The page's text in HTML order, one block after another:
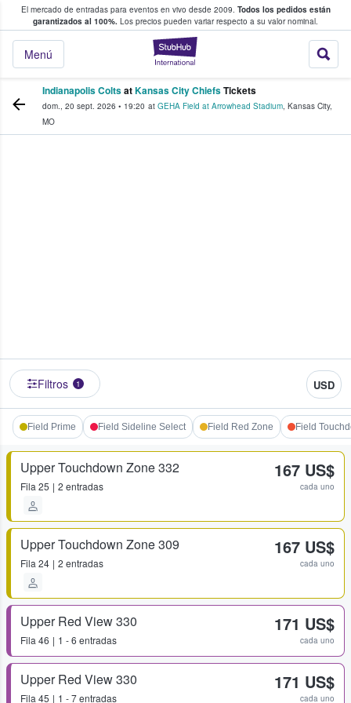
El mercado de entradas para eventos en vivo desde 2009. Todos los pedidos están
garantizados al 100%. Los precios pueden variar respecto a su valor nominal.
StubHub:
Menú
y venta de entradas entre fans
Indianapolis ColtsatKansas City ChiefsTickets
dom., 20 sept. 2026 • 19:20 at GEHA Field at Arrowhead Stadium, Kansas City,
MO
Filtros 1 USD
Field Prime Field Sideline Select Field Red Zone Field
Upper Touchdown Zone 332
Fila 25 2 entradas
167 US$
cada uno
Upper Touchdown Zone 309
Fila 24 2 entradas
167 US$
cada uno
Upper Red View 330
Fila 46 1 - 6 entradas
171 US$
cada uno
Upper Red View 330
Fila 45 1 - 7 entradas
171 US$
cada uno